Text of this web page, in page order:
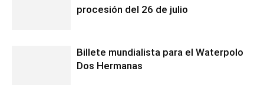
procesión del 26 de julio
Billete mundialista para el Waterpolo
Dos Hermanas